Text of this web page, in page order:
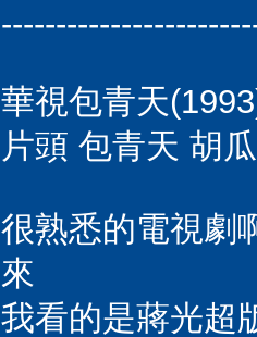
華視包青天
片頭 包青天 胡瓜
很熟悉的電視劇
來
我看的是蔣光超